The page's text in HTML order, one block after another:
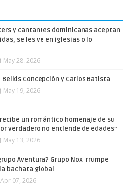
y cantantes dominicanas aceptan
se les ve en iglesias o lo
May 28, 2026
Belkis Concepción y Carlos Batista
May 19, 2026
un romántico homenaje de su
verdadero no entiende de edades”
May 13, 2026
Aventura? Grupo Nox irrumpe
bachata global
Apr 07, 2026